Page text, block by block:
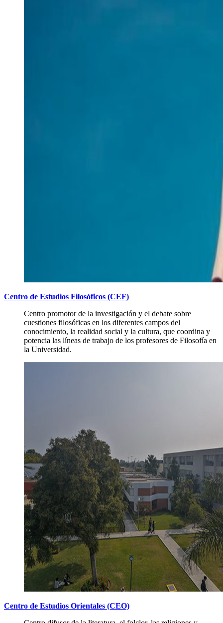
Centro de Estudios Filosóficos (CEF)
Centro promotor de la investigación y el debate sobre
cuestiones filosóficas en los diferentes campos del
conocimiento, la realidad social y la cultura, que coordina y
potencia las líneas de trabajo de los profesores de Filosofía en
la Universidad.
Centro de Estudios Orientales (CEO)